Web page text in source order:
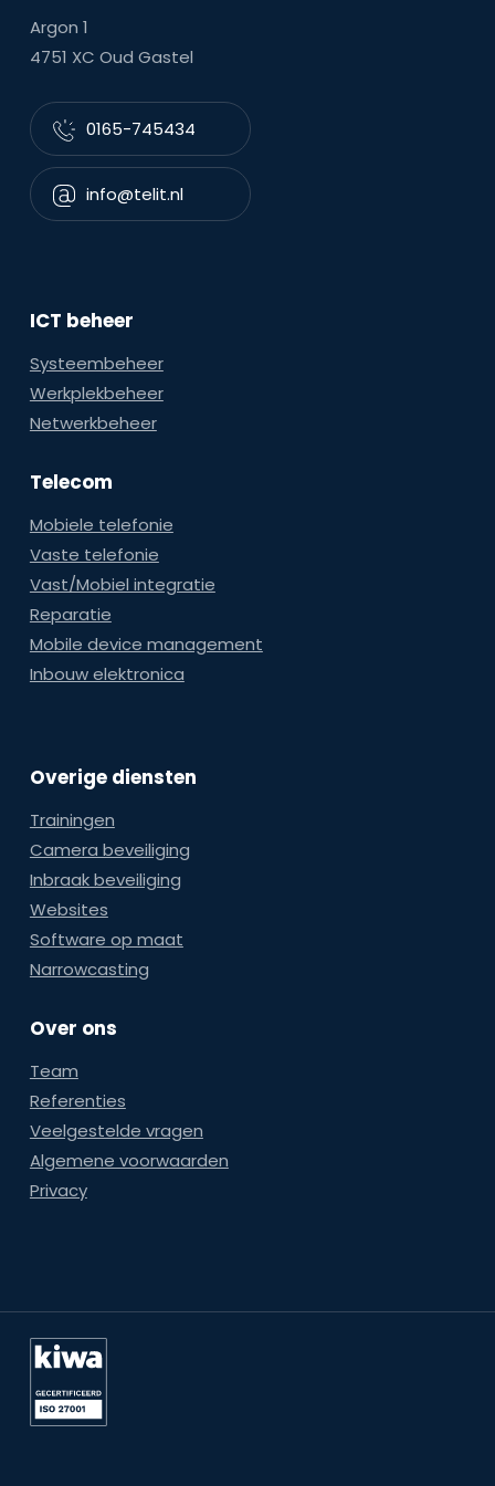
Argon 1
4751 XC Oud Gastel
0165-745434
info@telit.nl
ICT beheer
Systeembeheer
Werkplekbeheer
Netwerkbeheer
Telecom
Mobiele telefonie
Vaste telefonie
Vast/Mobiel integratie
Reparatie
Mobile device management
Inbouw elektronica
Overige diensten
Trainingen
Camera beveiliging
Inbraak beveiliging
Websites
Software op maat
Narrowcasting
Over ons
Team
Referenties
Veelgestelde vragen
Algemene voorwaarden
Privacy